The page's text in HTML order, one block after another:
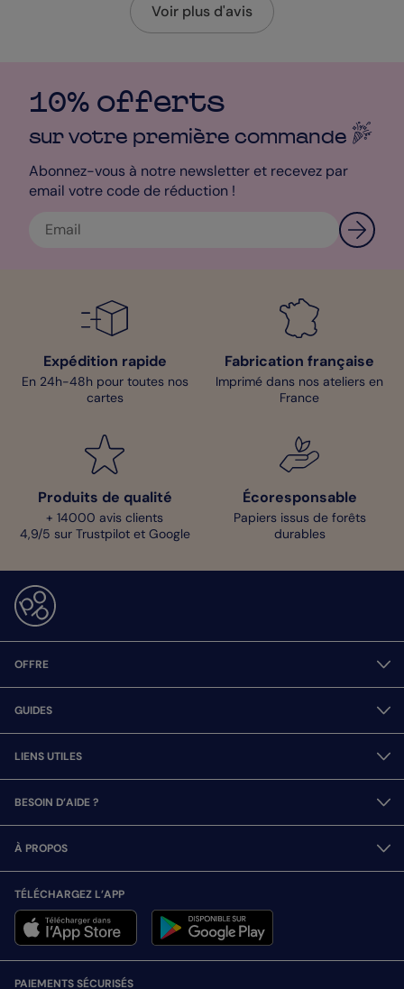
Voir plus d'avis
10% offerts
sur votre première commande
Abonnez-vous à notre newsletter et recevez par
email votre code de réduction !
Expédition rapide
En 24h-48h pour toutes nos
cartes
Fabrication française
Imprimé dans nos ateliers en
France
Produits de qualité
+ 14000 avis clients
4,9/5 sur Trustpilot et Google
Écoresponsable
Papiers issus de forêts
durables
OFFRE
GUIDES
LIENS UTILES
BESOIN D’AIDE ?
À PROPOS
TÉLÉCHARGEZ L’APP
PAIEMENTS SÉCURISÉS